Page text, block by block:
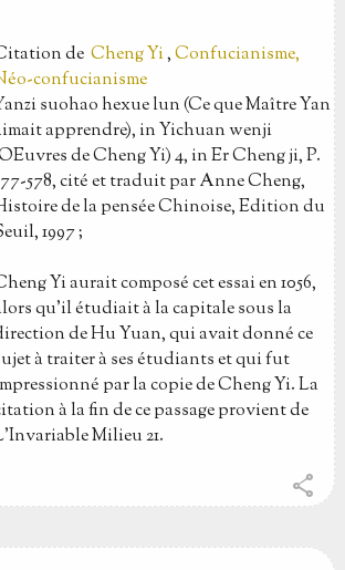
de Cheng Yi,Confucianisme,
confucianisme
suohao hexue lun (Ce que Maître Yan
apprendre), in Yichuan wenji
de Cheng Yi) 4, in Er Cheng ji, P.
578, cité et traduit par Anne Cheng,
de la pensée Chinoise, Edition du
1997 ;
Yi aurait composé cet essai en 1056,
qu'il étudiait à la capitale sous la
de Hu Yuan, qui avait donné ce
à traiter à ses étudiants et qui fut
par la copie de Cheng Yi. La
à la fin de ce passage provient de
Milieu 21.
share